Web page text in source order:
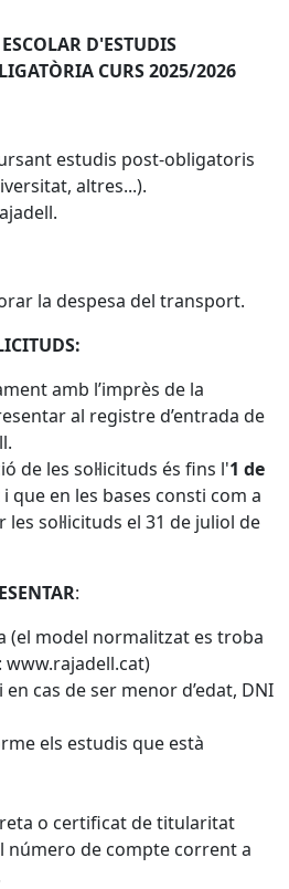
D'ESTUDIS
CURS 2025/2026
estudis post-obligatoris
altres...).
la despesa del transport.
amb l’imprès de la
al registre d’entrada de
de les sol·licituds és ﬁns l'1 de
que en les bases consti com a
sol·licituds el 31 de juliol de
:
(el model normalitzat es troba
www.rajadell.cat)
en cas de ser menor d’edat, DNI
els estudis que està
o certificat de titularitat
número de compte corrent a